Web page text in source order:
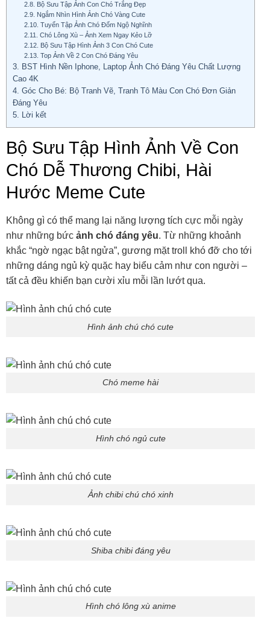
2.8.
Bộ Sưu Tập Ảnh Con Chó Trắng Đẹp
2.9. Ngắm Nhìn Hình Ảnh Chó Vàng Cute
2.10. Tuyển Tập Ảnh Chó Đốm Ngộ Nghĩnh
2.11.
Chó Lông Xù – Ảnh Xem Ngay Kẻo Lỡ
2.12.
Bộ Sưu Tập Hình Ảnh 3 Con Chó Cute
2.13. Top Ảnh Về 2 Con Chó Đáng Yêu
3. BST Hình Nền Iphone, Laptop Ảnh Chó Đáng Yêu Chất Lượng
Cao 4K
4. Góc Cho Bé: Bộ Tranh Vẽ, Tranh Tô Màu Con Chó Đơn Giản
Đáng Yêu
5. Lời kết
Bộ Sưu Tập Hình Ảnh Về Con
Chó Dễ Thương Chibi, Hài
Hước Meme Cute
Không gì có thể mang lại năng lượng tích cực mỗi ngày
như những bức ảnh chó đáng yêu. Từ những khoảnh
khắc “ngờ ngạc bật ngửa”, gương mặt troll khó đỡ cho tới
những dáng ngủ kỳ quặc hay biểu cảm như con người –
tất cả đều khiến bạn cười xỉu mỗi lần lướt qua.
Hình ảnh chú chó cute
Chó meme hài
Hình chó ngủ cute
Ảnh chibi chú chó xinh
Shiba chibi đáng yêu
Hình chó lông xù anime